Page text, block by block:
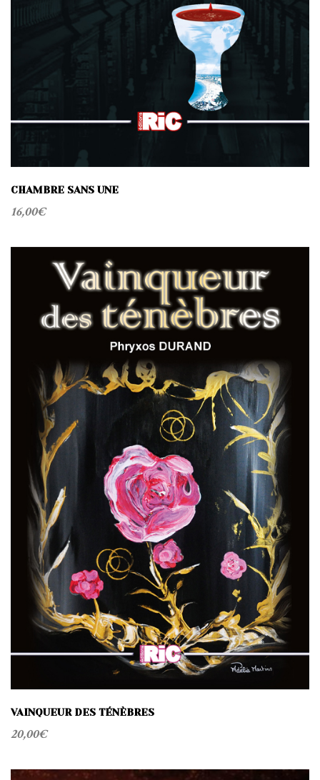
CHAMBRE SANS UNE
16,00€
VAINQUEUR DES TÉNÈBRES
20,00€